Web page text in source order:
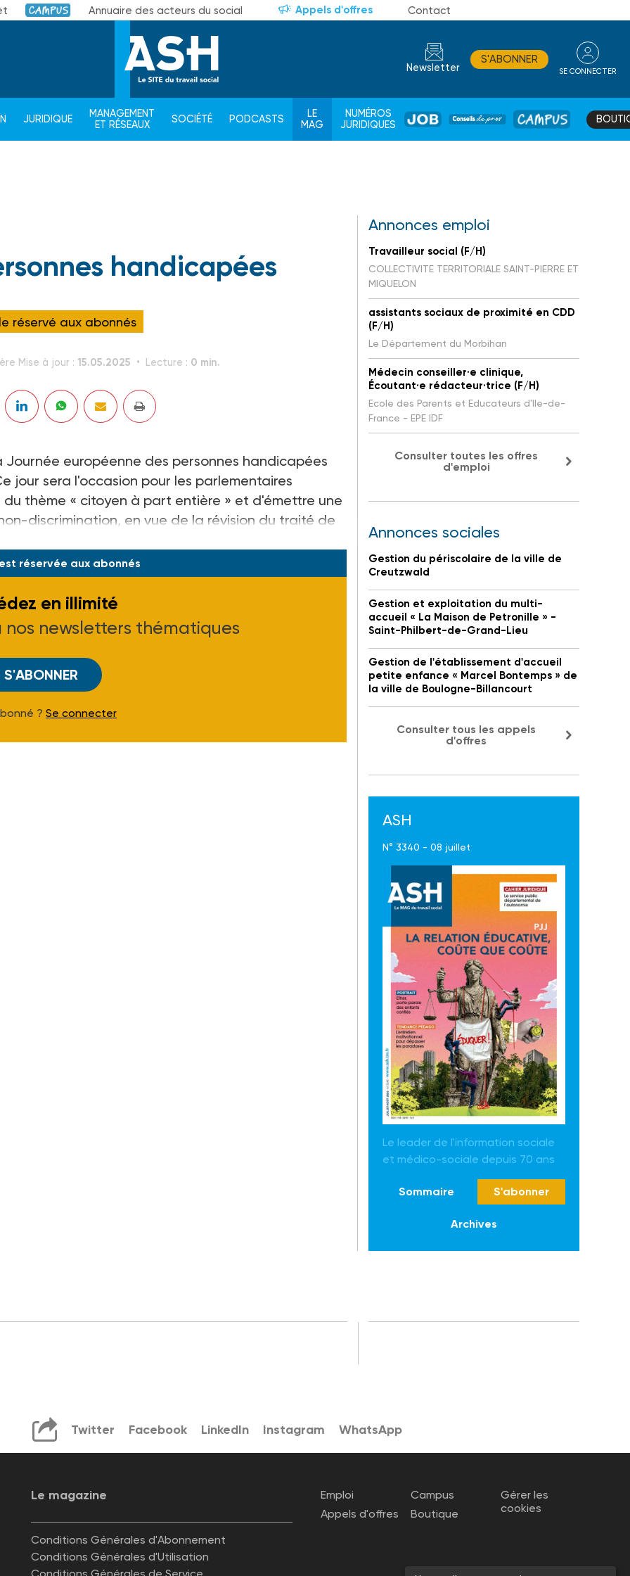
Campus Annuaire des acteurs du social Appels d'offres Contact
Newsletter
S'ABONNER
SE CONNECTER
JURIDIQUE
MANAGEMENT
ET RÉSEAUX
SOCIÉTÉ PODCASTS
LE
MAG
NUMÉROS
JURIDIQUES
JOB
DE
CAMPUS
handicapées
réservé aux abonnés
Mise à jour : 15.05.2025 Lecture : 0 min.
européenne des personnes handicapées
jour sera l'occasion pour les parlementaires
thème « citoyen à part entière » et d'émettre une
discrimination, en vue de la révision du traité de
réservée aux abonnés
en illimité
nos newsletters thématiques
S'ABONNER
? Se connecter
Annonces emploi
Travailleur social (F/H)
COLLECTIVITE TERRITORIALE SAINT-PIERRE ET
MIQUELON
assistants sociaux de proximité en CDD
(F/H)
Le Département du Morbihan
Médecin conseiller·e clinique,
Écoutant·e rédacteur·trice (F/H)
Ecole des Parents et Educateurs d'Ile-de-
France - EPE IDF
Consulter toutes les offres
d'emploi
Annonces sociales
Gestion du périscolaire de la ville de
Creutzwald
Gestion et exploitation du multi-
accueil « La Maison de Petronille » -
Saint-Philbert-de-Grand-Lieu
Gestion de l'établissement d'accueil
petite enfance « Marcel Bontemps » de
la ville de Boulogne-Billancourt
Consulter tous les appels
d'offres
ASH
N° 3340 - 08 juillet
Le leader de l'information sociale
et médico-sociale depuis 70 ans
Sommaire S'abonner
Archives
Twitter Facebook LinkedIn Instagram WhatsApp
Le magazine
Conditions Générales d'Abonnement
Conditions Générales d'Utilisation
Emploi
Appels d'offres
Campus
Boutique
Gérer les
cookies